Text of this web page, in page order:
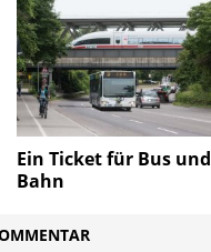
Ein Ticket für Bus und
Bahn